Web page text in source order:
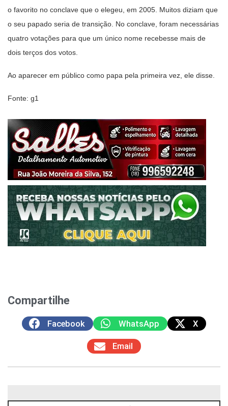
o favorito no conclave que o elegeu, em 2005. Muitos diziam que
o seu papado seria de transição. No conclave, foram necessárias
quatro votações para que um único nome recebesse mais de
dois terços dos votos.
Ao aparecer em público como papa pela primeira vez, ele disse.
Fonte: g1
Compartilhe
Facebook WhatsApp X
Email